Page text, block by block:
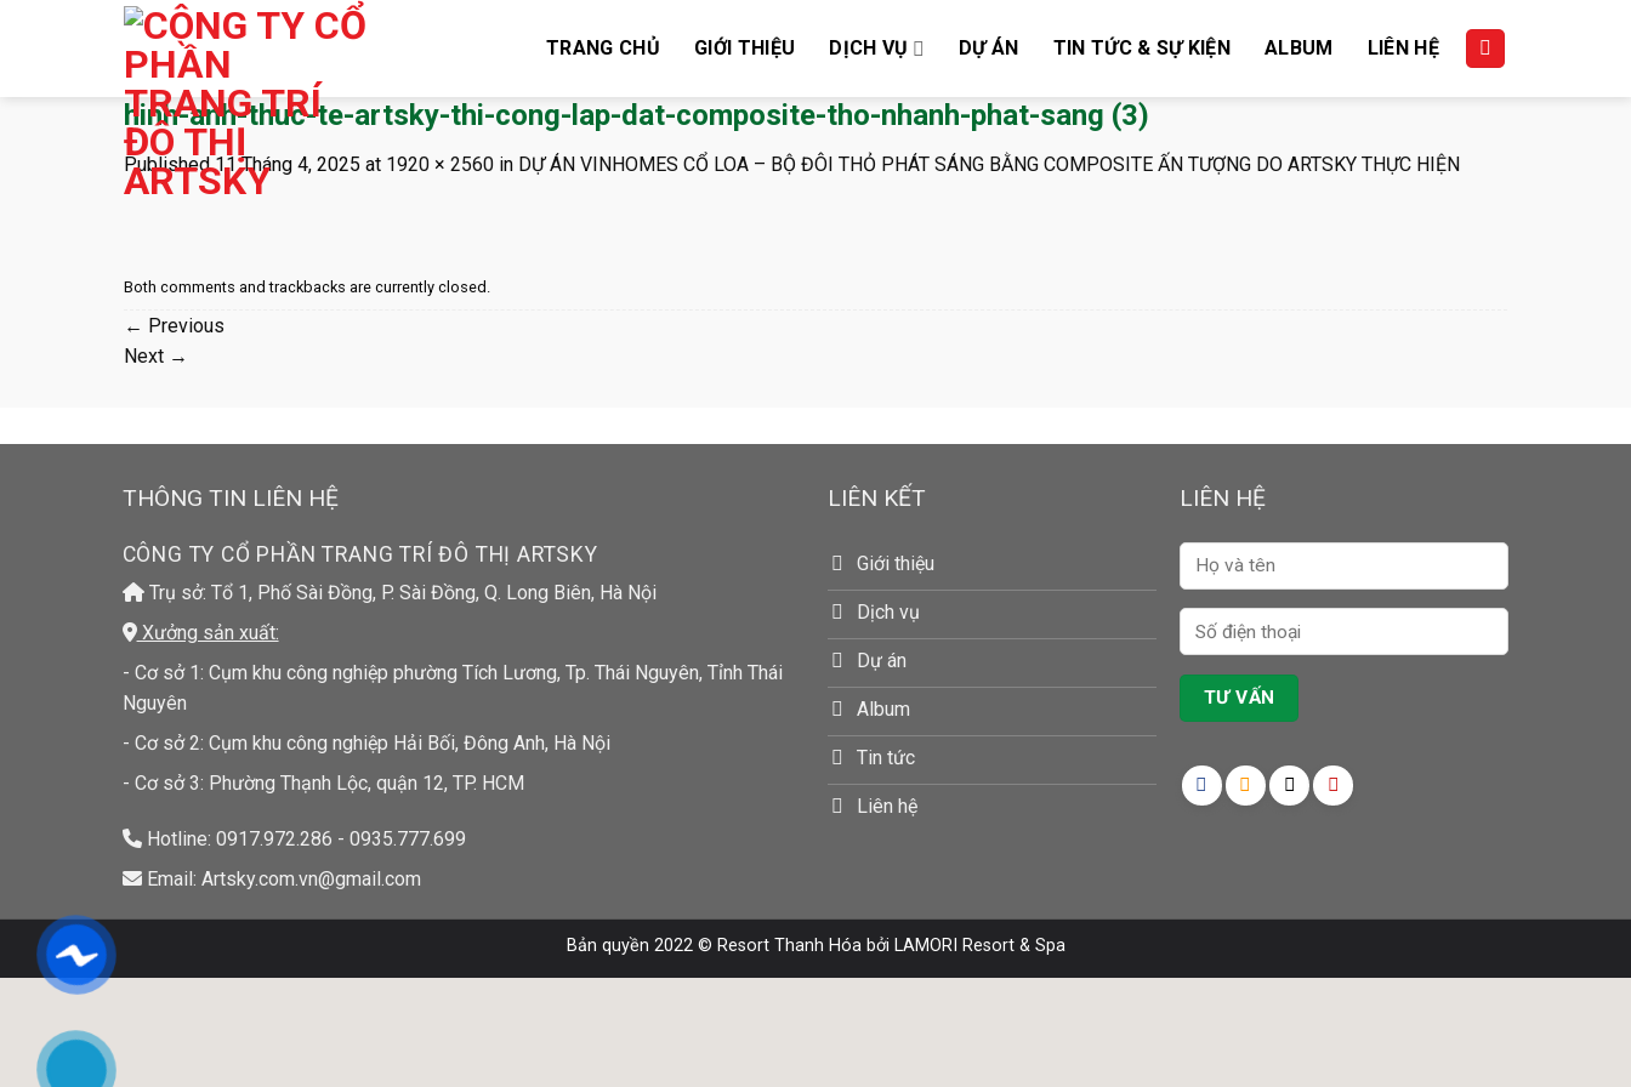
TRANG CHỦ GIỚI THIỆU DỊCH VỤ DỰ ÁN TIN TỨC & SỰ KIỆN ALBUM LIÊN HỆ
hinh-anh-thuc-te-artsky-thi-cong-lap-dat-composite-tho-nhanh-phat-sang (3)
Published11 Tháng 4, 2025 at 1920 × 2560 in DỰ ÁN VINHOMES CỔ LOA – BỘ ĐÔI THỎ PHÁT SÁNG BẰNG COMPOSITE ẤN TƯỢNG DO ARTSKY THỰC HIỆN
Both comments and trackbacks are currently closed.
← Previous
Next →
THÔNG TIN LIÊN HỆ
CÔNG TY CỔ PHẦN TRANG TRÍ ĐÔ THỊ ARTSKY
Trụ sở: Tổ 1, Phố Sài Đồng, P. Sài Đồng, Q. Long Biên, Hà Nội
Xưởng sản xuất:
- Cơ sở 1: Cụm khu công nghiệp phường Tích Lương, Tp. Thái Nguyên, Tỉnh Thái
Nguyên
- Cơ sở 2: Cụm khu công nghiệp Hải Bối, Đông Anh, Hà Nội
- Cơ sở 3: Phường Thạnh Lộc, quận 12, TP. HCM
Hotline: 0917.972.286 - 0935.777.699
Email: Artsky.com.vn@gmail.com
LIÊN KẾT
Giới thiệu
Dịch vụ
Dự án
Album
Tin tức
Liên hệ
LIÊN HỆ
Bản quyền 2022 © Resort Thanh Hóabởi LAMORI Resort & Spa